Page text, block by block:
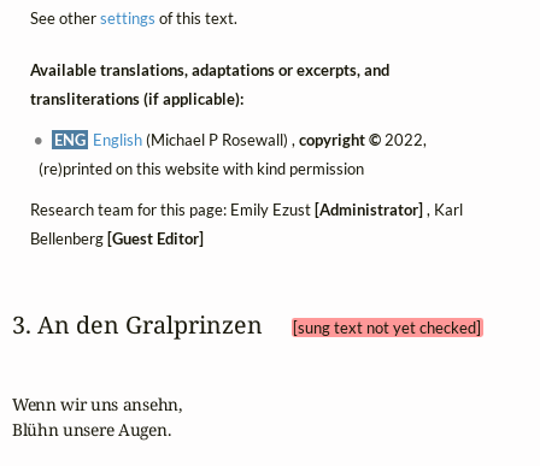
See othersettings of this text.
Available translations, adaptations or excerpts, and
transliterations (if applicable):
ENG English(Michael P Rosewall) ,copyright © 2022,
(re)printed on this website with kind permission
Research team for this page: Emily Ezust [Administrator] , Karl
Bellenberg [Guest Editor]
3. An den Gralprinzen [sung text not yet checked]
Wenn wir uns ansehn,
Blühn unsere Augen.